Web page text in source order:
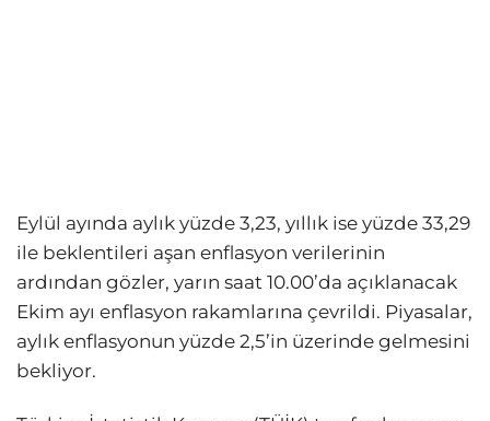
Eylül ayında aylık yüzde 3,23, yıllık ise yüzde 33,29
ile beklentileri aşan enflasyon verilerinin
ardından gözler, yarın saat 10.00’da açıklanacak
Ekim ayı enflasyon rakamlarına çevrildi. Piyasalar,
aylık enflasyonun yüzde 2,5’in üzerinde gelmesini
bekliyor.